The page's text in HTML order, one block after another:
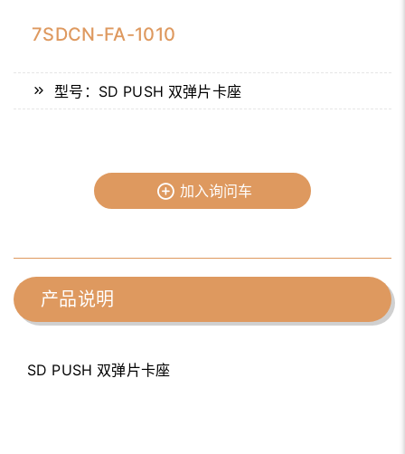
7SDCN-FA-1010
型号：SD PUSH 双弹片卡座
加入询问车
产品说明
SD PUSH 双弹片卡座